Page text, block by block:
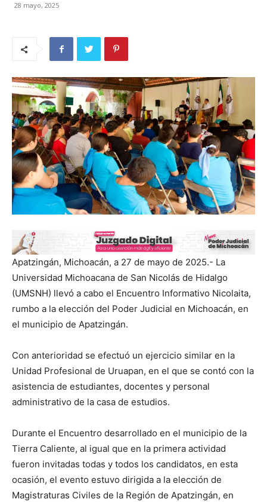
28 mayo, 2025
Apatzingán, Michoacán, a 27 de mayo de 2025.- La
Universidad Michoacana de San Nicolás de Hidalgo
(UMSNH) llevó a cabo el Encuentro Informativo Nicolaita,
rumbo a la elección del Poder Judicial en Michoacán, en
el municipio de Apatzingán.
Con anterioridad se efectuó un ejercicio similar en la
Unidad Profesional de Uruapan, en el que se contó con la
asistencia de estudiantes, docentes y personal
administrativo de la casa de estudios.
Durante el Encuentro desarrollado en el municipio de la
Tierra Caliente, al igual que en la primera actividad
fueron invitadas todas y todos los candidatos, en esta
ocasión, el evento estuvo dirigida a la elección de
Magistraturas Civiles de la Región de Apatzingán, en